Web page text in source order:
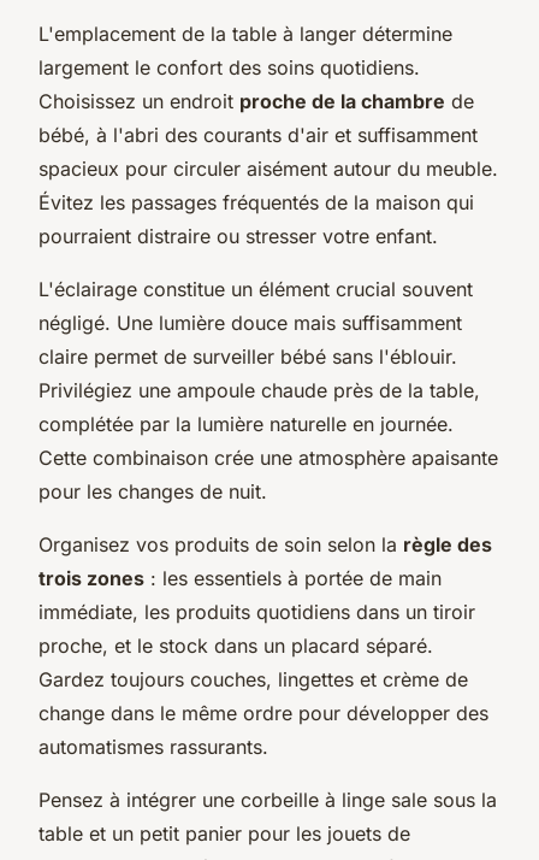
L'emplacement de la table à langer détermine
largement le confort des soins quotidiens.
Choisissez un endroit proche de la chambre de
bébé, à l'abri des courants d'air et suffisamment
spacieux pour circuler aisément autour du meuble.
Évitez les passages fréquentés de la maison qui
pourraient distraire ou stresser votre enfant.
L'éclairage constitue un élément crucial souvent
négligé. Une lumière douce mais suffisamment
claire permet de surveiller bébé sans l'éblouir.
Privilégiez une ampoule chaude près de la table,
complétée par la lumière naturelle en journée.
Cette combinaison crée une atmosphère apaisante
pour les changes de nuit.
Organisez vos produits de soin selon la règle des
trois zones : les essentiels à portée de main
immédiate, les produits quotidiens dans un tiroir
proche, et le stock dans un placard séparé.
Gardez toujours couches, lingettes et crème de
change dans le même ordre pour développer des
automatismes rassurants.
Pensez à intégrer une corbeille à linge sale sous la
table et un petit panier pour les jouets de